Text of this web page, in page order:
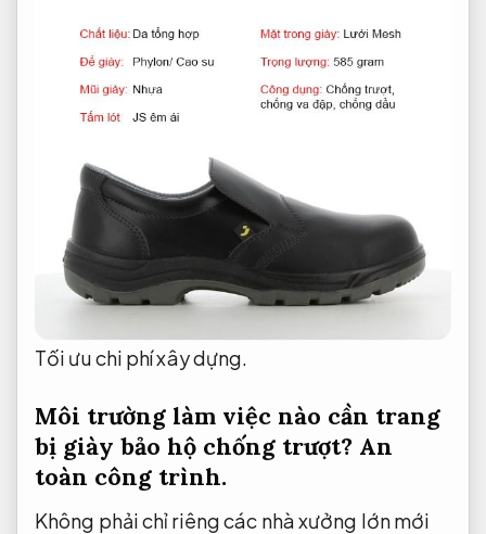
Tối ưu chi phí xây dựng.
Môi trường làm việc nào cần trang
bị giày bảo hộ chống trượt? An
toàn công trình.
Không phải chỉ riêng các nhà xưởng lớn mới